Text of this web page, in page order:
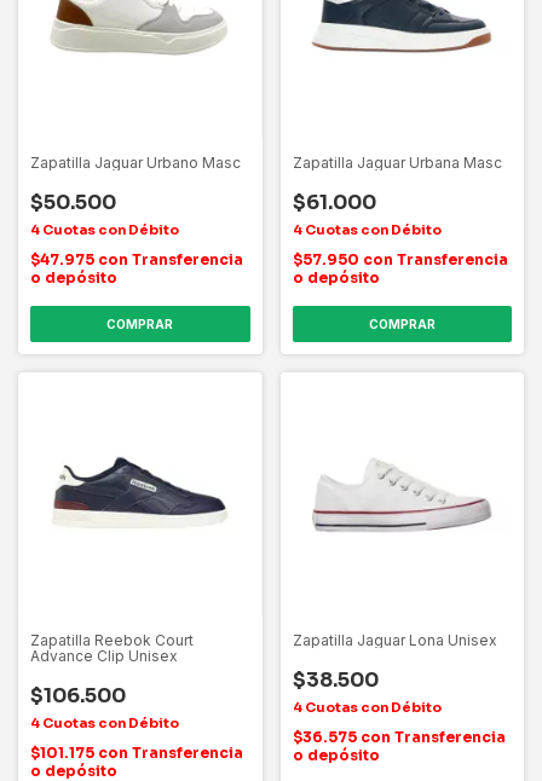
Zapatilla Jaguar Urbano Masc
$50.500
$47.975 con Transferencia
o depósito
COMPRAR
Zapatilla Jaguar Urbana Masc
$61.000
$57.950 con Transferencia
o depósito
COMPRAR
Zapatilla Reebok Court
Advance Clip Unisex
$106.500
$101.175 con Transferencia
o depósito
Zapatilla Jaguar Lona Unisex
$38.500
$36.575 con Transferencia
o depósito